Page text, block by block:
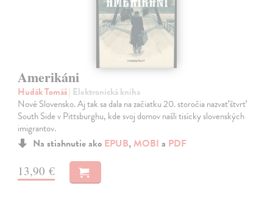
Amerikáni
Hudák Tomáš| Elektronická kniha
Nové Slovensko. Aj tak sa dala na začiatku 20. storočia nazvať štvrť
South Side v Pittsburghu, kde svoj domov našli tisícky slovenských
imigrantov.
Na stiahnutie ako EPUB, MOBI a PDF
13,90 €